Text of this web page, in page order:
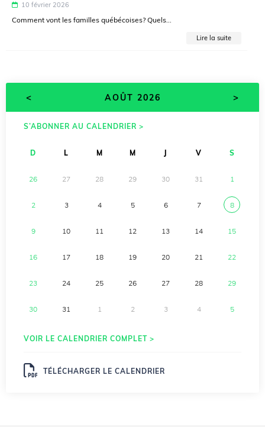
10 février 2026
Comment vont les familles québécoises? Quels...
Lire la suite
< AOÛT 2026 >
S’ABONNER AU CALENDRIER >
D L M M V S
26 27 28 29 30 31 1
2 3 4 5 6 7 8
9 10 11 12 13 14 15
16 17 18 19 20 21 22
23 24 25 26 27 28 29
30 31 1 2 3 4 5
VOIR LE CALENDRIER COMPLET >
TÉLÉCHARGER LE CALENDRIER